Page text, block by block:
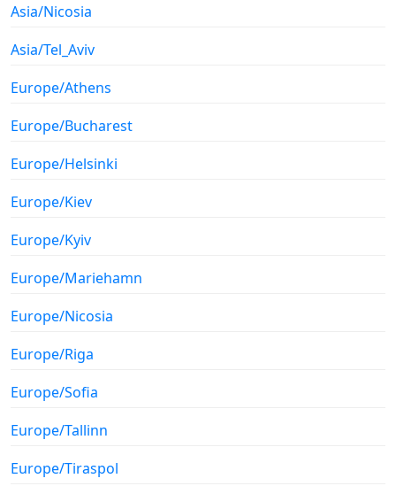
Asia/Nicosia
Asia/Tel_Aviv
Europe/Athens
Europe/Bucharest
Europe/Helsinki
Europe/Kiev
Europe/Kyiv
Europe/Mariehamn
Europe/Nicosia
Europe/Riga
Europe/Sofia
Europe/Tallinn
Europe/Tiraspol